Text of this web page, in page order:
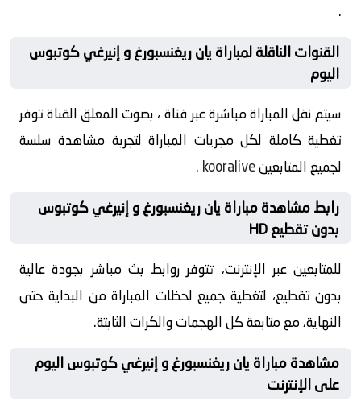
.
القنوات الناقلة لمباراة يان ريغنسبورغ و إنيرغي كوتبوس
اليوم
سيتم نقل المباراة مباشرة عبر قناة ، بصوت المعلق القناة توفر
تغطية كاملة لكل مجريات المباراة لتجربة مشاهدة سلسة
لجميع المتابعينkooralive
.
رابط مشاهدة مباراة يان ريغنسبورغ و إنيرغي كوتبوس
بدون تقطيع HD
للمتابعين عبر الإنترنت، تتوفر روابط بث مباشر بجودة عالية
بدون تقطيع، لتغطية جميع لحظات المباراة من البداية حتى
النهاية، مع متابعة كل الهجمات والكرات الثابتة.
مشاهدة مباراة يان ريغنسبورغ و إنيرغي كوتبوس اليوم
على الإنترنت